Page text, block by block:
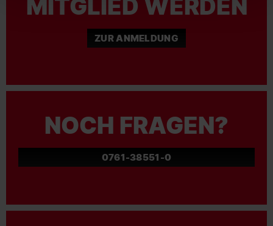
MITGLIED WERDEN
ZUR ANMELDUNG
NOCH FRAGEN?
0761-38551-0